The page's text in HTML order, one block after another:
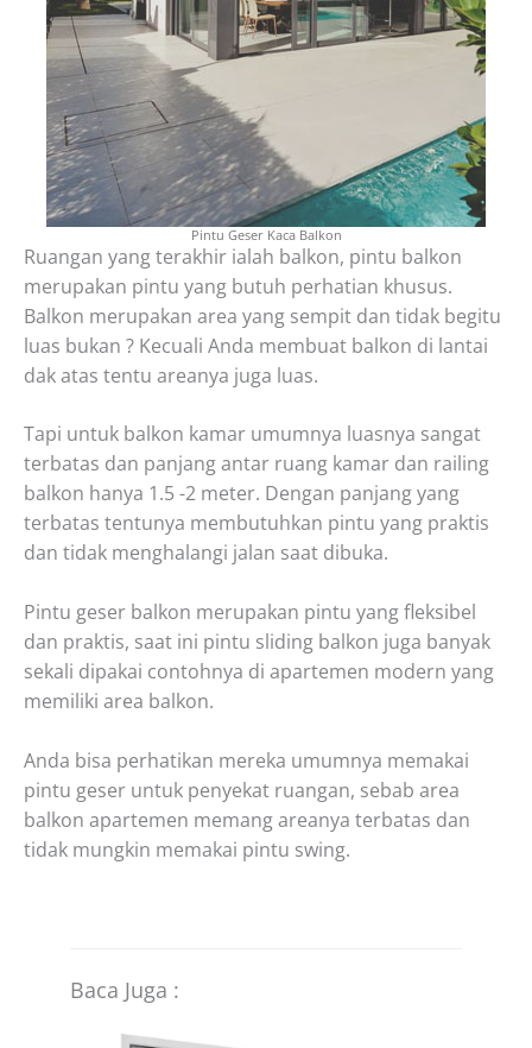
Pintu Geser Kaca Balkon
Ruangan yang terakhir ialah balkon, pintu balkon
merupakan pintu yang butuh perhatian khusus.
Balkon merupakan area yang sempit dan tidak begitu
luas bukan ? Kecuali Anda membuat balkon di lantai
dak atas tentu areanya juga luas.
Tapi untuk balkon kamar umumnya luasnya sangat
terbatas dan panjang antar ruang kamar dan railing
balkon hanya 1.5 -2 meter. Dengan panjang yang
terbatas tentunya membutuhkan pintu yang praktis
dan tidak menghalangi jalan saat dibuka.
Pintu geser balkon merupakan pintu yang fleksibel
dan praktis, saat ini pintu sliding balkon juga banyak
sekali dipakai contohnya di apartemen modern yang
memiliki area balkon.
Anda bisa perhatikan mereka umumnya memakai
pintu geser untuk penyekat ruangan, sebab area
balkon apartemen memang areanya terbatas dan
tidak mungkin memakai pintu swing.
Baca Juga :